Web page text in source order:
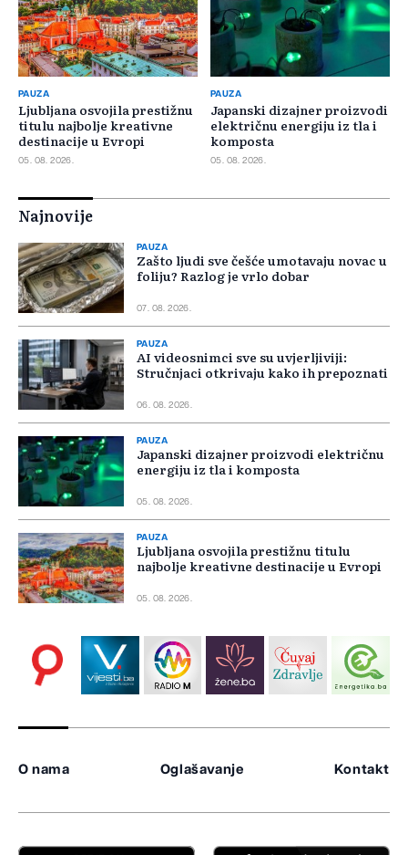
PAUZA
Ljubljana osvojila prestižnu
titulu najbolje kreativne
destinacije u Evropi
05. 08. 2026.
PAUZA
Japanski dizajner proizvodi
električnu energiju iz tla i
komposta
05. 08. 2026.
Najnovije
PAUZA
Zašto ljudi sve češće umotavaju novac u
foliju? Razlog je vrlo dobar
07. 08. 2026.
PAUZA
AI videosnimci sve su uvjerljiviji:
Stručnjaci otkrivaju kako ih prepoznati
06. 08. 2026.
PAUZA
Japanski dizajner proizvodi električnu
energiju iz tla i komposta
05. 08. 2026.
PAUZA
Ljubljana osvojila prestižnu titulu
najbolje kreativne destinacije u Evropi
05. 08. 2026.
O nama Oglašavanje Kontakt